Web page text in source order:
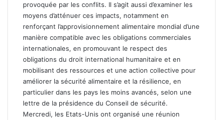
provoquée par les conflits. Il s’agit aussi d’examiner les
moyens d’atténuer ces impacts, notamment en
renforçant l’approvisionnement alimentaire mondial d’une
manière compatible avec les obligations commerciales
internationales, en promouvant le respect des
obligations du droit international humanitaire et en
mobilisant des ressources et une action collective pour
améliorer la sécurité alimentaire et la résilience, en
particulier dans les pays les moins avancés, selon une
lettre de la présidence du Conseil de sécurité.
Mercredi, les Etats-Unis ont organisé une réunion